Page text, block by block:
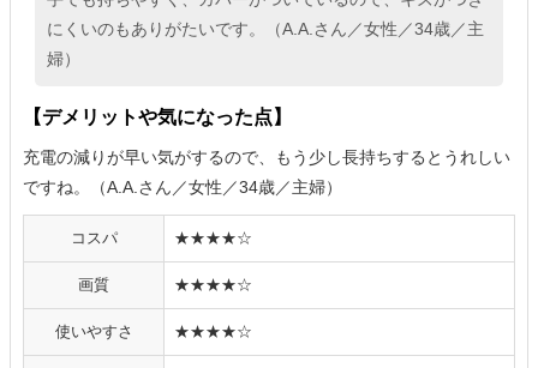
にくいのもありがたいです。（A.A.さん／女性／34歳／主
婦）
【デメリットや気になった点】
充電の減りが早い気がするので、もう少し長持ちするとうれしい
ですね。（A.A.さん／女性／34歳／主婦）
コスパ ★★★★☆
画質 ★★★★☆
使いやすさ ★★★★☆